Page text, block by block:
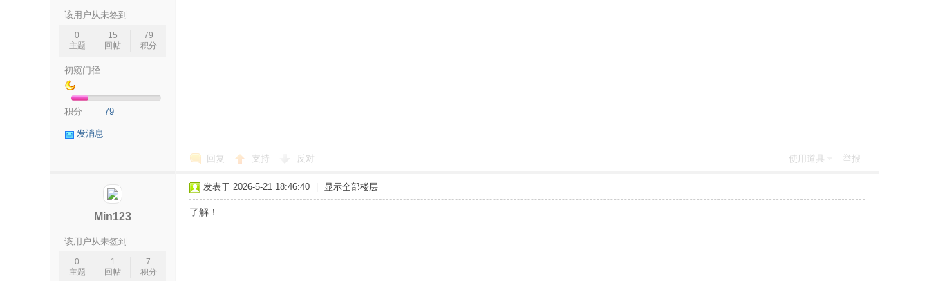
该用户从未签到
0
主题
15
回帖
79
积分
初窥门径
积分 79
发消息
回复 支持 反对 使用道具 举报
Min123
该用户从未签到
0
主题
1
回帖
7
积分
发表于 2026-5-21 18:46:40 显示全部楼层
了解！